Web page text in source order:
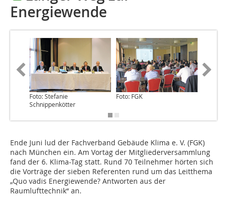
Energiewende
Foto: Stefanie
Schnippenkötter
Foto: FGK
Ende Juni lud der Fachverband Gebäude Klima e. V. (FGK)
nach München ein. Am Vortag der Mitgliederversammlung
fand der 6. Klima-Tag statt. Rund 70 Teilnehmer hörten sich
die Vorträge der sieben Referenten rund um das Leitthema
„Quo vadis Energiewende? Antworten aus der
Raumlufttechnik“ an.